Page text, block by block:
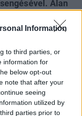
Information
to third parties, or
information for
below opt-out
note that after your
seeing
utilized by
parties prior to
Alan
vázolt fel,
is valósuljon
részletesen
a lehetséges
Budapest